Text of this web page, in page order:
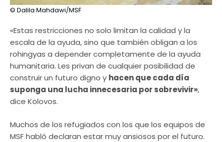
© Dalila Mahdawi/MSF
«Estas restricciones no solo limitan la calidad y la
escala de la ayuda, sino que también obligan a los
rohingyas a depender completamente de la ayuda
humanitaria. Les privan de cualquier posibilidad de
construir un futuro digno y hacen que cada día
suponga una lucha innecesaria por sobrevivir»,
dice Kolovos.
Muchos de los refugiados con los que los equipos de
MSF habló declaran estar muy ansiosos por el futuro.